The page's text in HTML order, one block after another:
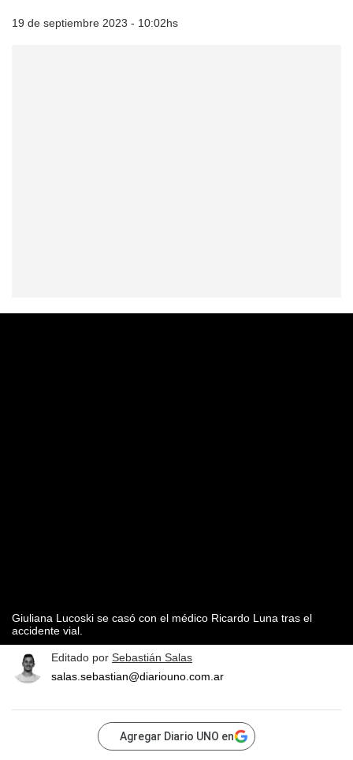
19 de septiembre 2023 - 10:02hs
Giuliana Lucoski se casó con el médico Ricardo Luna tras el
accidente vial.
Editado por Sebastián Salas
salas.sebastian@diariouno.com.ar
Agregar Diario UNO en